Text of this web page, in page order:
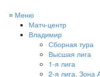
≡ Меню
Матч-центр
Владимир
Сборная тура
Высшая лига
1-я лига
2-я лига. Зона